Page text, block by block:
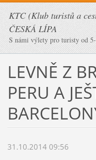
KTC (Klub turistů a
ČESKÁ LÍPA
S námi výlety pro turisty od
LEVNĚ Z
PERU A
31.10.2014 09:56